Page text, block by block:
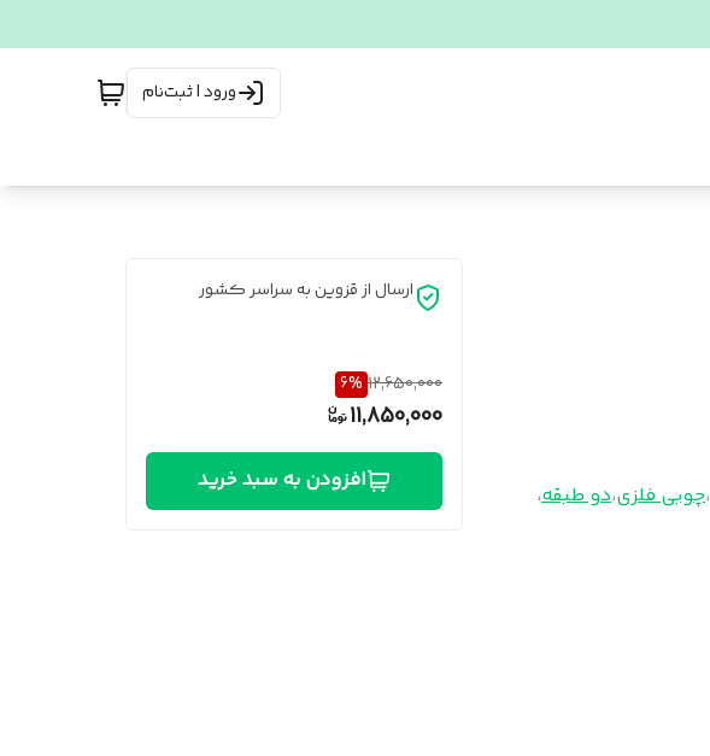
ورود | ثبت‌نام
،چوبی فلزی،دو طبقه،
ارسال از قزوین به سراسر کشور
12,650,000
6%
11,850,000
افزودن به سبد خرید